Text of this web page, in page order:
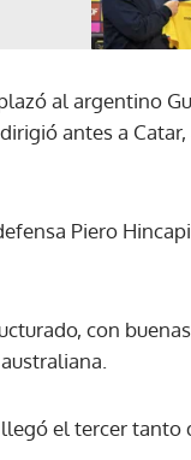
al argentino
antes a
Piero
con buenas
el tercer tanto